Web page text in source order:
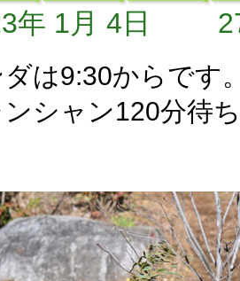
年 1月 4日
は9:30からです
シャン120分待